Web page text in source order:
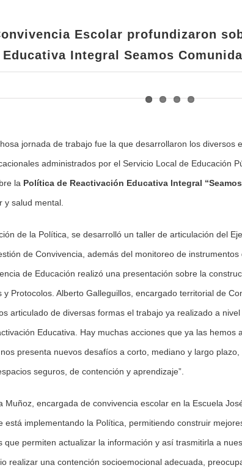
Escolar profundizaron
Integral Seamos
jornada de trabajo fue la que desarrollaron los diversos
administrados por el Servicio Local de Educación
la Política de Reactivación Educativa Integral
y salud mental.
de la Política, se desarrolló un taller de articulación del
de Convivencia, además del monitoreo de
de Educación realizó una presentación sobre la
y Protocolos. Alberto Galleguillos, encargado territorial de
articulado de diversas formas el trabajo ya realizado a
Educativa. Hay muchas acciones que ya las
presenta nuevos desafíos a corto, mediano y largo
seguros, de contención y aprendizaje”.
Muñoz, encargada de convivencia escolar en la Escuela
está implementando la Política, permitiendo construir
que permiten actualizar la información y así trasmitirla a
realizar una contención socioemocional adecuada,